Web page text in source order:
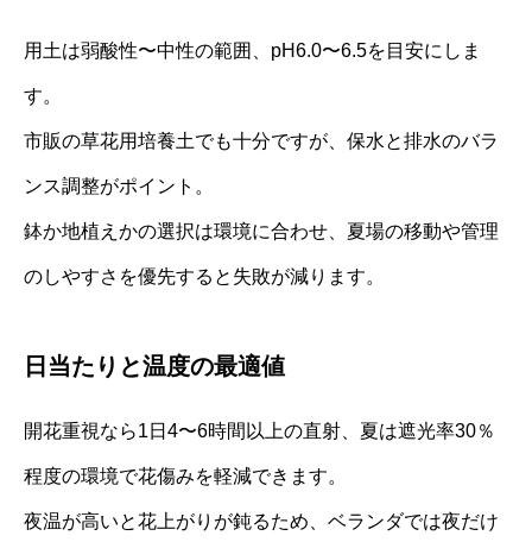
用土は弱酸性〜中性の範囲、pH6.0〜6.5を目安にしま
す。
市販の草花用培養土でも十分ですが、保水と排水のバラ
ンス調整がポイント。
鉢か地植えかの選択は環境に合わせ、夏場の移動や管理
のしやすさを優先すると失敗が減ります。
日当たりと温度の最適値
開花重視なら1日4〜6時間以上の直射、夏は遮光率30％
程度の環境で花傷みを軽減できます。
夜温が高いと花上がりが鈍るため、ベランダでは夜だけ